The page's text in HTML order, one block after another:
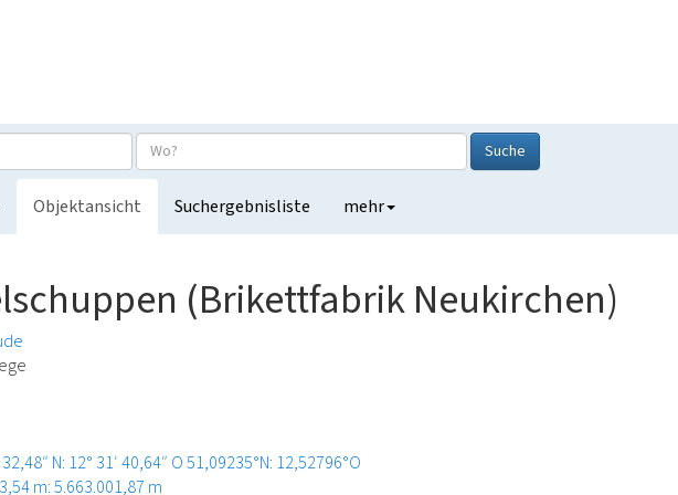
Suche
Objektansicht Suchergebnisliste mehr
(Brikettfabrik Neukirchen)
N: 12° 31′ 40,64″ O51,09235°N: 12,52796°O
m: 5.663.001,87 m